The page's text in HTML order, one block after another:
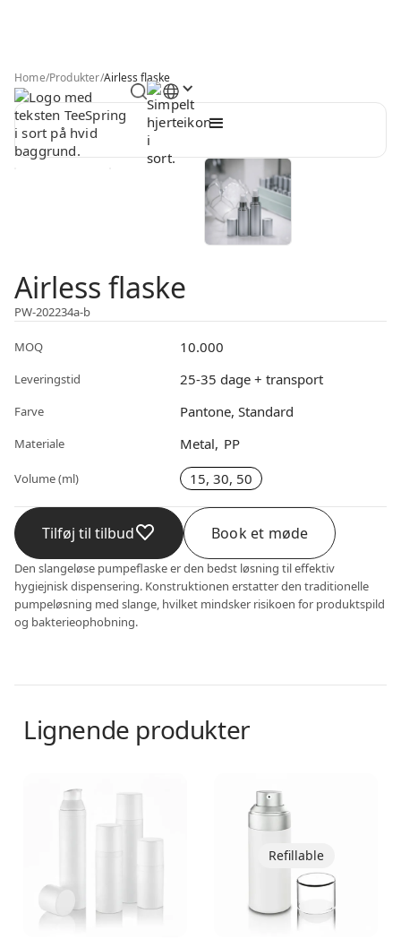
Home/Produkter/Airless flaske
Airless flaske
PW-202234a-b
MOQ 10.000
Leveringstid 25-35 dage + transport
Farve Pantone, Standard
Materiale Metal PP
Volume (ml) 15, 30, 50
Tilføj til tilbud Book et møde
Den slangeløse pumpeflaske er den bedst løsning til effektiv
hygiejnisk dispensering. Konstruktionen erstatter den traditionelle
pumpeløsning med slange, hvilket mindsker risikoen for produktspild
og bakterieophobning.
Lignende produkter
Refillable